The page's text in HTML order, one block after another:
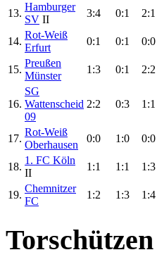
13.
Hamburger
SV II
3:4 0:1 2:1
14.
Rot-Weiß
Erfurt
0:1 0:1 0:0
15.
Preußen
Münster
1:3 0:1 2:2
16.
SG
Wattenscheid
09
2:2 0:3 1:1
17.
Rot-Weiß
Oberhausen
0:0 1:0 0:0
18.
1. FC Köln
II
1:1 1:1 1:3
19.
Chemnitzer
FC
1:2 1:3 1:4
Torschützen